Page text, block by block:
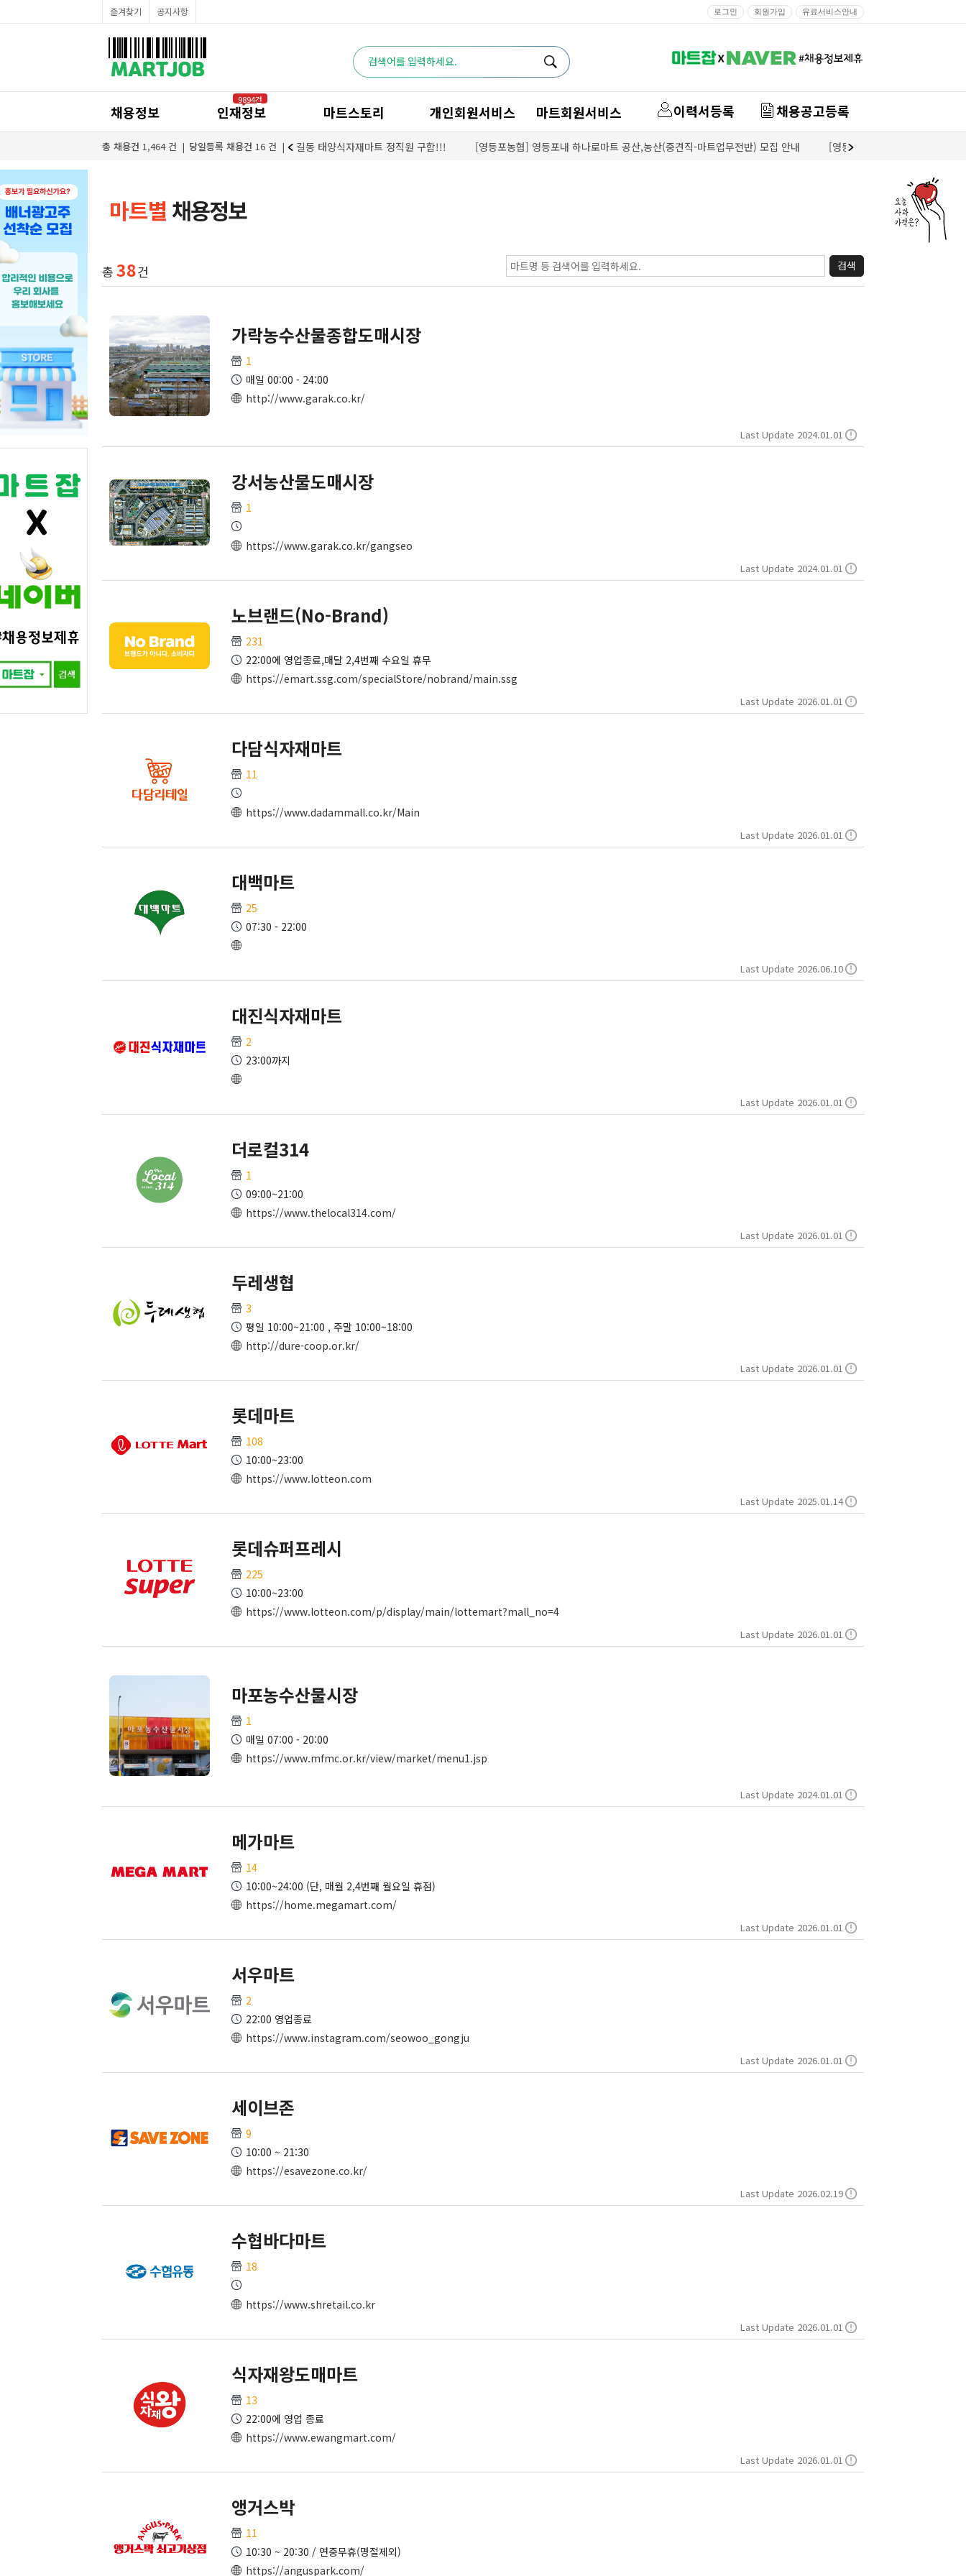
공산직원채용정보
농산/야채청과직원채용정보
수산직원채용정보
즐겨찾기 공지사항 로그인 회원가입 유료서비스안내
채용정보 인재정보
9894건
마트스토리 개인회원서비스 마트회원서비스 이력서등록 채용공고등록
총 채용건 1,464건 당일등록 채용건 16 건
트 농산(청과)부문 직원 & 배송직원 모집 (경력자 우대) 길동 태양식자재마트 정직원 구함!!! [영등포농협] 영등포내 하나로마트 공산,농산(중견직-마트업무전반) 모집 안내 [영등포농협] 영등포내 하나로마트
마트별채용정보
총 38건 검색
가락농수산물종합도매시장
1
매일 00:00 - 24:00
http://www.garak.co.kr/
Last Update 2024.01.01
강서농산물도매시장
1
https://www.garak.co.kr/gangseo
Last Update 2024.01.01
노브랜드(No-Brand)
231
22:00에 영업종료,매달 2,4번째 수요일 휴무
https://emart.ssg.com/specialStore/nobrand/main.ssg
Last Update 2026.01.01
다담식자재마트
11
https://www.dadammall.co.kr/Main
Last Update 2026.01.01
대백마트
25
07:30 - 22:00
Last Update 2026.06.10
대진식자재마트
2
23:00까지
Last Update 2026.01.01
더로컬314
1
09:00~21:00
https://www.thelocal314.com/
Last Update 2026.01.01
두레생협
3
평일 10:00~21:00 , 주말 10:00~18:00
http://dure-coop.or.kr/
Last Update 2026.01.01
롯데마트
108
10:00~23:00
https://www.lotteon.com
Last Update 2025.01.14
롯데슈퍼프레시
225
10:00~23:00
https://www.lotteon.com/p/display/main/lottemart?mall_no=4
Last Update 2026.01.01
마포농수산물시장
1
매일 07:00 - 20:00
https://www.mfmc.or.kr/view/market/menu1.jsp
Last Update 2024.01.01
메가마트
14
10:00~24:00 (단, 매월 2,4번째 월요일 휴점)
https://home.megamart.com/
Last Update 2026.01.01
서우마트
2
22:00 영업종료
https://www.instagram.com/seowoo_gongju
Last Update 2026.01.01
세이브존
9
10:00 ~ 21:30
https://esavezone.co.kr/
Last Update 2026.02.19
수협바다마트
18
https://www.shretail.co.kr
Last Update 2026.01.01
식자재왕도매마트
13
22:00에 영업 종료
https://www.ewangmart.com/
Last Update 2026.01.01
앵거스박
11
10:30 ~ 20:30 / 연중무휴(명절제외)
https://anguspark.com/